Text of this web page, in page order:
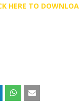
HERE TO